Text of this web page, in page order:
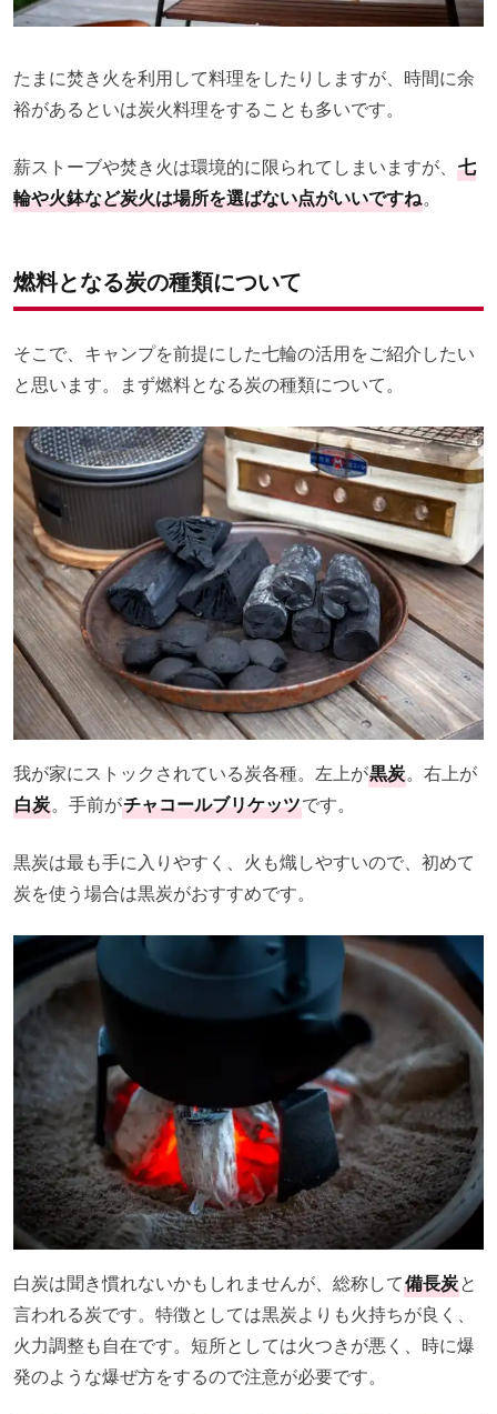
たまに焚き火を利用して料理をしたりしますが、時間に余
裕があるといは炭火料理をすることも多いです。
薪ストーブや焚き火は環境的に限られてしまいますが、 七
輪や火鉢など炭火は場所を選ばない点がいいですね。
燃料となる炭の種類について
そこで、キャンプを前提にした七輪の活用をご紹介したい
と思います。まず燃料となる炭の種類について。
我が家にストックされている炭各種。左上が黒炭。右上が
白炭。手前がチャコールブリケッツです。
黒炭は最も手に入りやすく、火も熾しやすいので、初めて
炭を使う場合は黒炭がおすすめです。
白炭は聞き慣れないかもしれませんが、総称して備長炭と
言われる炭です。特徴としては黒炭よりも火持ちが良く、
火力調整も自在です。短所としては火つきが悪く、時に爆
発のような爆ぜ方をするので注意が必要です。